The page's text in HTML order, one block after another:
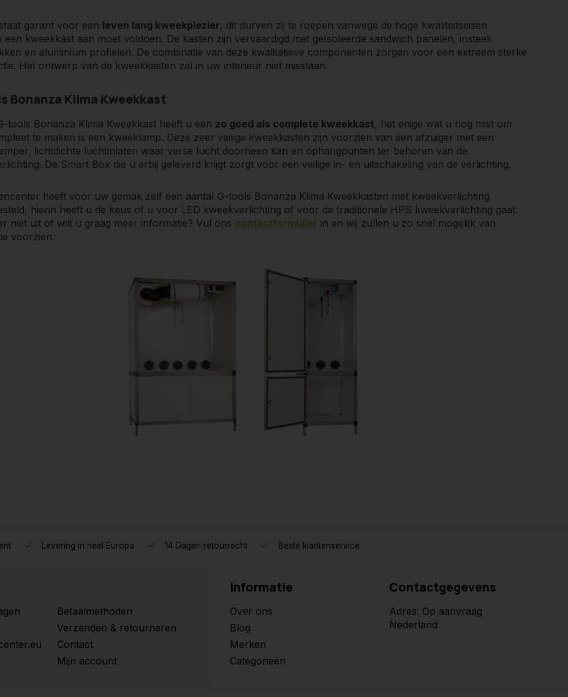
garant voor een leven lang kweekplezier, dit durven zij te roepen vanwege de hoge kwaliteitseisen
een kweekkast aan moet voldoen. De kasten zijn vervaardigd met geïsoleerde sandwich panelen, insteek
en aluminium profielen. De combinatie van deze kwalitatieve componenten zorgen voor een extreem sterke
Het ontwerp van de kweekkasten zal in uw interieur niet misstaan.
Bonanza Klima Kweekkast
tools Bonanza Klima Kweekkast heeft u een zo goed als complete kweekkast, het enige wat u nog mist om
te maken is een kweeklamp. Deze zeer veilige kweekkasten zijn voorzien van een afzuiger met een
lichtdichte luchtinlaten waar verse lucht doorheen kan en ophangpunten ter behoren van de
De Smart Box die u erbij geleverd krijgt zorgt voor een veilige in- en uitschakeling van de verlichting.
heeft voor uw gemak zelf een aantal G-tools Bonanza Klima Kweekkasten met kweekverlichting
hierin heeft u de keus of u voor LED kweekverlichting of voor de traditionele HPS kweekverlichting gaat.
niet uit of wilt u graag meer informatie? Vul ons contactformulier in en wij zullen u zo snel mogelijk van
voorzien.
Levering in heel Europa 14 Dagen retourrecht Beste klantenservice
Betaalmethoden
Verzenden & retourneren
Contact
Mijn account
Informatie
Over ons
Blog
Merken
Categorieën
Contactgegevens
Adres: Op aanvraag
Nederland